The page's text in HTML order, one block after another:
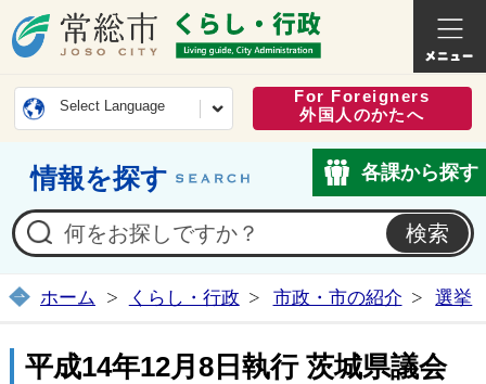
常総市公式ホームページ
くらし
Select Language
For Foreigners
外国人のかたへ
情報を探す 各課から探す
ホーム くらし・行政 市政・市の紹介 選挙
平成14年12月8日執行 茨城県議会